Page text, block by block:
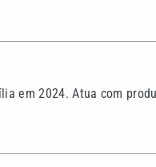
em 2024. Atua com